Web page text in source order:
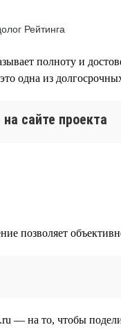
Рейтинга
полноту и
одна из
сайте проекта
позволяет
— на то, чтобы